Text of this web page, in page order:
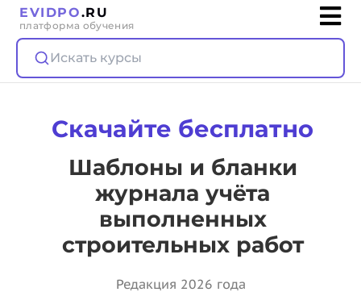
EVIDPO.RU
платформа обучения
Искать курсы
Скачайте бесплатно
Шаблоны и бланки
журнала учёта
выполненных
строительных работ
Редакция 2026 года